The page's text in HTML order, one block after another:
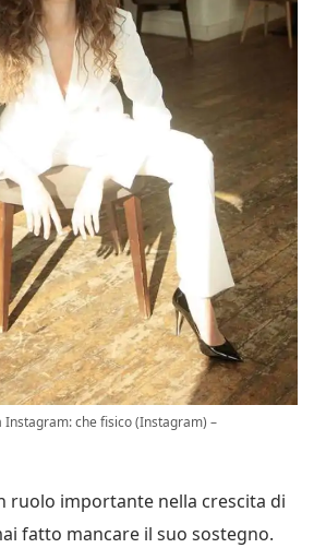
che fisico (Instagram) –
ruolo importante nella crescita di
fatto mancare il suo sostegno.